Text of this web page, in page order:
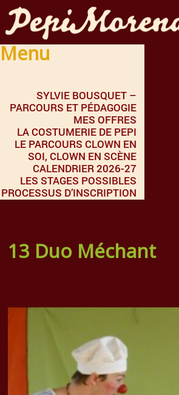
Menu
SYLVIE BOUSQUET –
PARCOURS ET PÉDAGOGIE
MES OFFRES
LA COSTUMERIE DE PEPI
LE PARCOURS CLOWN EN
SOI, CLOWN EN SCÈNE
CALENDRIER 2026-27
LES STAGES POSSIBLES
PROCESSUS D’INSCRIPTION
13 Duo Méchant